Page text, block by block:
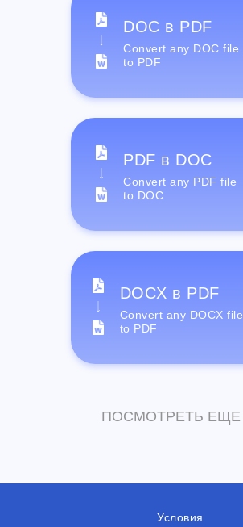
DOC в PDF
Convert any DOC file
to PDF
PDF в DOC
Convert any PDF file
to DOC
DOCX в PDF
Convert any DOCX file
to PDF
ПОСМОТРЕТЬ ЕЩЕ
Условия